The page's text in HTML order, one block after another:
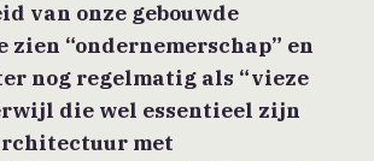
van onze gebouwde
zien “ondernemerschap” en
nog regelmatig als “vieze
die wel essentieel zijn
met